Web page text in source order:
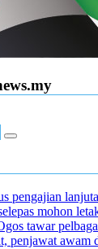
pengajian
mohon
tawar
penjawat awam